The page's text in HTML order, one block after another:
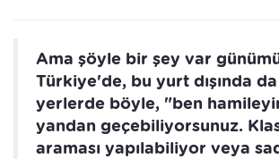
Ama şöyle bir şey var
Türkiye'de, bu yurt dışında da
yerlerde böyle, "ben
yandan geçebiliyorsunuz.
araması yapılabiliyor veya